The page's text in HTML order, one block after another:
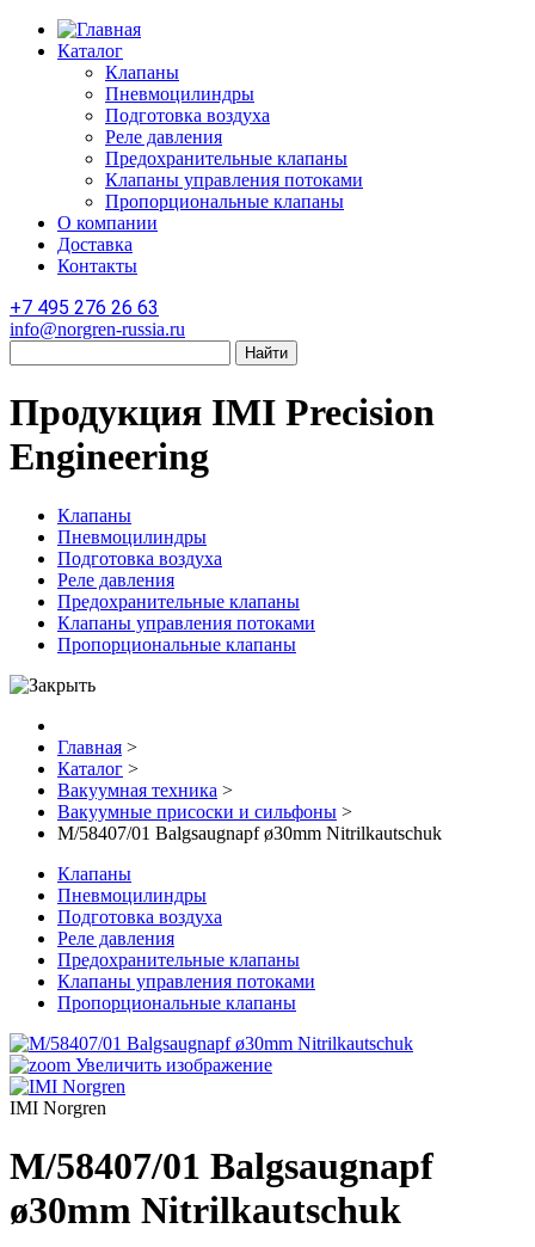
Каталог
Клапаны
Пневмоцилиндры
Подготовка воздуха
Реле давления
Предохранительные клапаны
Клапаны управления потоками
Пропорциональные клапаны
О компании
Доставка
Контакты
+7 495 276 26 63
info@norgren-russia.ru
Продукция IMI Precision
Engineering
Клапаны
Пневмоцилиндры
Подготовка воздуха
Реле давления
Предохранительные клапаны
Клапаны управления потоками
Пропорциональные клапаны
Главная >
Каталог >
Вакуумная техника >
Вакуумные присоски и сильфоны >
M/58407/01 Balgsaugnapf ø30mm Nitrilkautschuk
Клапаны
Пневмоцилиндры
Подготовка воздуха
Реле давления
Предохранительные клапаны
Клапаны управления потоками
Пропорциональные клапаны
Увеличить изображение
IMI Norgren
M/58407/01 Balgsaugnapf
ø30mm Nitrilkautschuk